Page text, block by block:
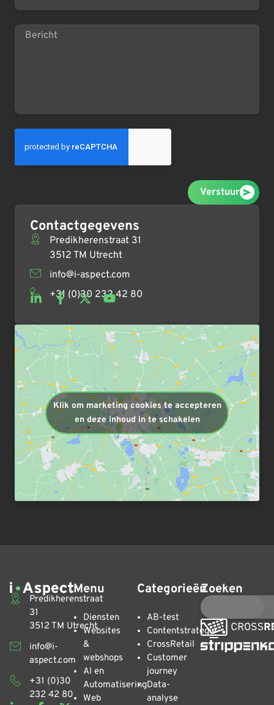
Verstuur
Contactgegevens
Predikherenstraat 31
3512 TM Utrecht
info@i-aspect.com
+31 (0)30 232 42 80
Klik om marketing cookies te accepteren
en deze inhoud in te schakelen
Predikherenstraat
31
3512 TM Utrecht
info@i-
aspect.com
+31 (0)30
232 42 80
Menu
Diensten
Websites
&
webshops
AI en
Automatisering
Web
Categorieën
AB-test
Contentstrategie
CrossRetail
Customer
journey
Data-
analyse
Zoeken